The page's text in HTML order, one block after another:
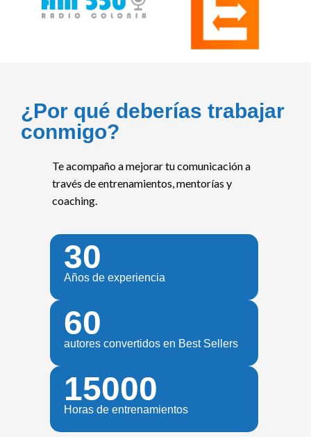
¿Por qué deberías trabajar
conmigo?
Te acompaño a mejorar tu comunicación a
través de entrenamientos, mentorías y
coaching.
30
Años de experiencia
60
autores convertidos en Best Sellers
15000
Horas de entrenamientos